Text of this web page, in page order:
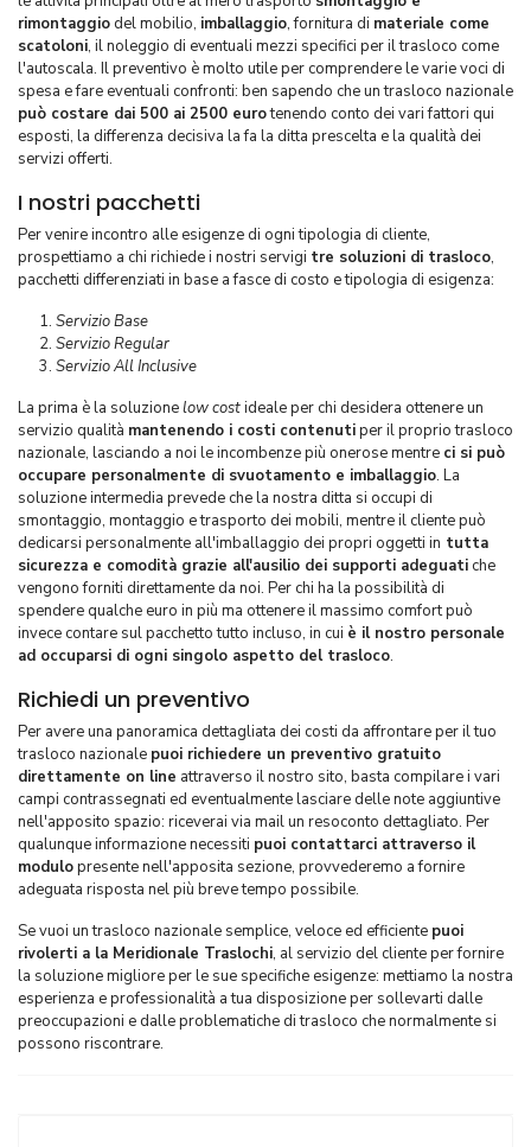
rimontaggio del mobilio, imballaggio, fornitura di materiale come
scatoloni, il noleggio di eventuali mezzi specifici per il trasloco come
l'autoscala. Il preventivo è molto utile per comprendere le varie voci di
spesa e fare eventuali confronti: ben sapendo che un trasloco nazionale
può costare dai 500 ai 2500 eurotenendo conto dei vari fattori qui
esposti, la differenza decisiva la fa la ditta prescelta e la qualità dei
servizi offerti.
I nostri pacchetti
Per venire incontro alle esigenze di ogni tipologia di cliente,
prospettiamo a chi richiede i nostri servigi tre soluzioni di trasloco,
pacchetti differenziati in base a fasce di costo e tipologia di esigenza:
Servizio Base
Servizio Regular
Servizio All Inclusive
La prima è la soluzionelow costideale per chi desidera ottenere un
servizio qualità mantenendo i costi contenutiper il proprio trasloco
nazionale, lasciando a noi le incombenze più onerose mentre ci si può
occupare personalmente di svuotamento e imballaggio. La
soluzione intermedia prevede che la nostra ditta si occupi di
smontaggio, montaggio e trasporto dei mobili, mentre il cliente può
dedicarsi personalmente all'imballaggio dei propri oggetti in tutta
sicurezza e comodità grazie all'ausilio dei supporti adeguati che
vengono forniti direttamente da noi. Per chi ha la possibilità di
spendere qualche euro in più ma ottenere il massimo comfort può
invece contare sul pacchetto tutto incluso, in cui è il nostro personale
ad occuparsi di ogni singolo aspetto del trasloco.
Richiedi un preventivo
Per avere una panoramica dettagliata dei costi da affrontare per il tuo
trasloco nazionale puoi richiedere un preventivo gratuito
direttamente on line attraverso il nostro sito, basta compilare i vari
campi contrassegnati ed eventualmente lasciare delle note aggiuntive
nell'apposito spazio: riceverai via mail un resoconto dettagliato. Per
qualunque informazione necessiti puoi contattarci attraverso il
modulopresente nell'apposita sezione, provvederemo a fornire
adeguata risposta nel più breve tempo possibile.
Se vuoi un trasloco nazionale semplice, veloce ed efficiente puoi
rivolerti a la Meridionale Traslochi, al servizio del cliente per fornire
la soluzione migliore per le sue specifiche esigenze: mettiamo la nostra
esperienza e professionalità a tua disposizione per sollevarti dalle
preoccupazioni e dalle problematiche di trasloco che normalmente si
possono riscontrare.